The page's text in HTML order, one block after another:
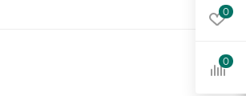
0
0